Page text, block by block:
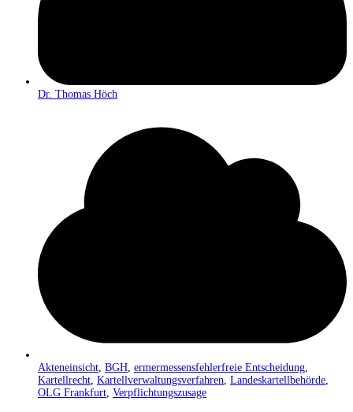
Dr. Thomas Höch
Akteneinsicht, BGH, ermermessensfehlerfreie Entscheidung,
Kartellrecht, Kartellverwaltungsverfahren, Landeskartellbehörde,
OLG Frankfurt, Verpflichtungszusage